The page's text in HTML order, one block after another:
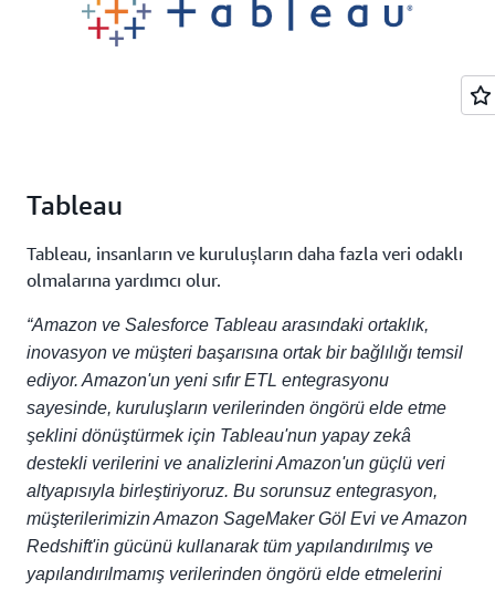
Tableau
Tableau, insanların ve kuruluşların daha fazla veri odaklı
olmalarına yardımcı olur.
“Amazon ve Salesforce Tableau arasındaki ortaklık,
inovasyon ve müşteri başarısına ortak bir bağlılığı temsil
ediyor. Amazon'un yeni sıfır ETL entegrasyonu
sayesinde, kuruluşların verilerinden öngörü elde etme
şeklini dönüştürmek için Tableau'nun yapay zekâ
destekli verilerini ve analizlerini Amazon'un güçlü veri
altyapısıyla birleştiriyoruz. Bu sorunsuz entegrasyon,
müşterilerimizin Amazon SageMaker Göl Evi ve Amazon
Redshift'in gücünü kullanarak tüm yapılandırılmış ve
yapılandırılmamış verilerinden öngörü elde etmelerini